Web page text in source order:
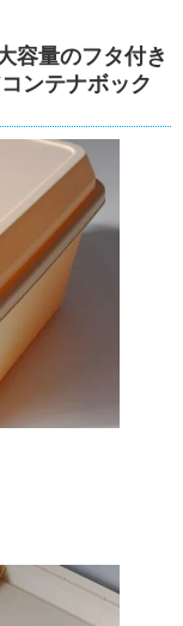
容量のフタ付き
ンテナボック